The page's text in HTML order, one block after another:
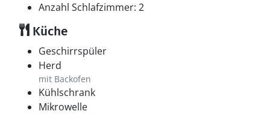
Anzahl Schlafzimmer: 2
Küche
Geschirrspüler
Herd
mit Backofen
Kühlschrank
Mikrowelle